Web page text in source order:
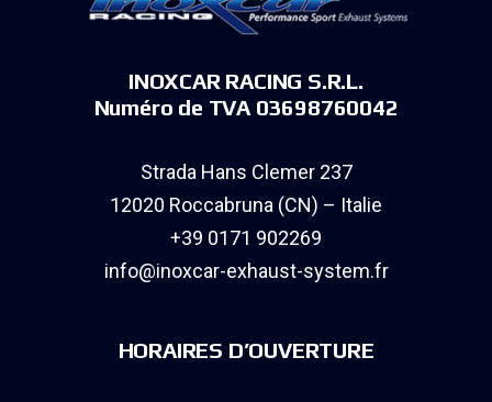
INOXCAR RACING S.R.L.
Numéro de TVA 03698760042
Strada Hans Clemer 237
12020 Roccabruna (CN) – Italie
+39 0171 902269
info@inoxcar-exhaust-system.fr
HORAIRES D’OUVERTURE